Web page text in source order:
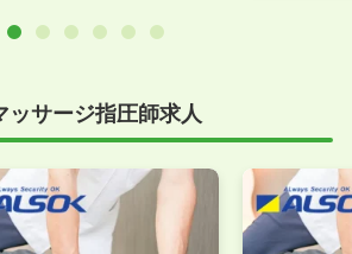
サージ指圧師求人